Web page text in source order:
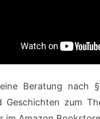
Beratung nach
Geschichten zum